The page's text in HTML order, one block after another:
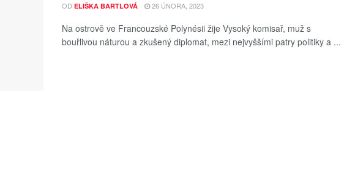
OD ELIŠKA BARTLOVÁ 26 ÚNORA, 2023
Na ostrově ve Francouzské Polynésii žije Vysoký komisař, muž s
bouřlivou náturou a zkušený diplomat, mezi nejvyššími patry politiky a ...